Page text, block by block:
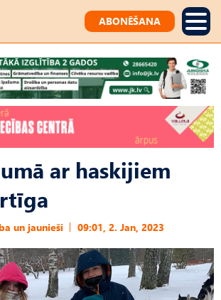
ABONĒŠANA
ar haskijiem
un jaunieši 09:01, 2. Jan, 2023